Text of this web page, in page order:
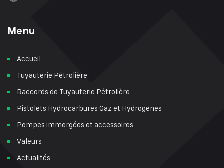
Menu
Accueil
Tuyauterie Pétrolière
Raccords de Tuyauterie Pétrolière
Pistolets Hydrocarbures Gaz et Hydrogenes
Pompes immergées et accessoires
Valeurs
Actualités